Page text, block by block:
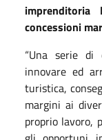
imprenditoria
concessioni
“Una serie di
innovare ed
turistica,
margini ai
proprio lavoro,